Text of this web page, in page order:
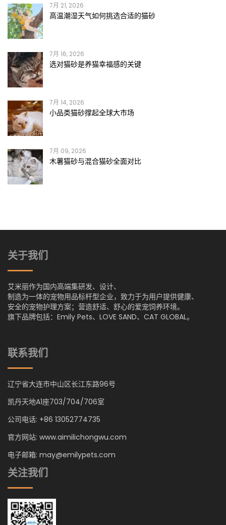
7月 21, 2026
高温潮湿天气如何挑选合适的猫砂
7月 16, 2026
选对猫砂是养猫幸福感的关键
7月 14, 2026
小品类猫砂撑起全球大市场
7月 09, 2026
木薯猫砂与混合猫砂全面对比
关于我们
艾米丽作为国内高端集研发、设计、
制造为一体的宠物用品标杆型企业，致力于为用户提供健康、
安全的宠物护理方案；营造舒适、舒心的爱宠饲养环境。
旗下品牌包括：Emily Pets、LOVE SAND、CAT GLOBAL。
联系我们
辽宁省大连市中山区长江东路96号
凯丹天地A1座703/704/706室
公司电话: +86 13052774735
官方网站: www.aimilichongwu.com
电子邮箱: may@emilypets.com
关注我们